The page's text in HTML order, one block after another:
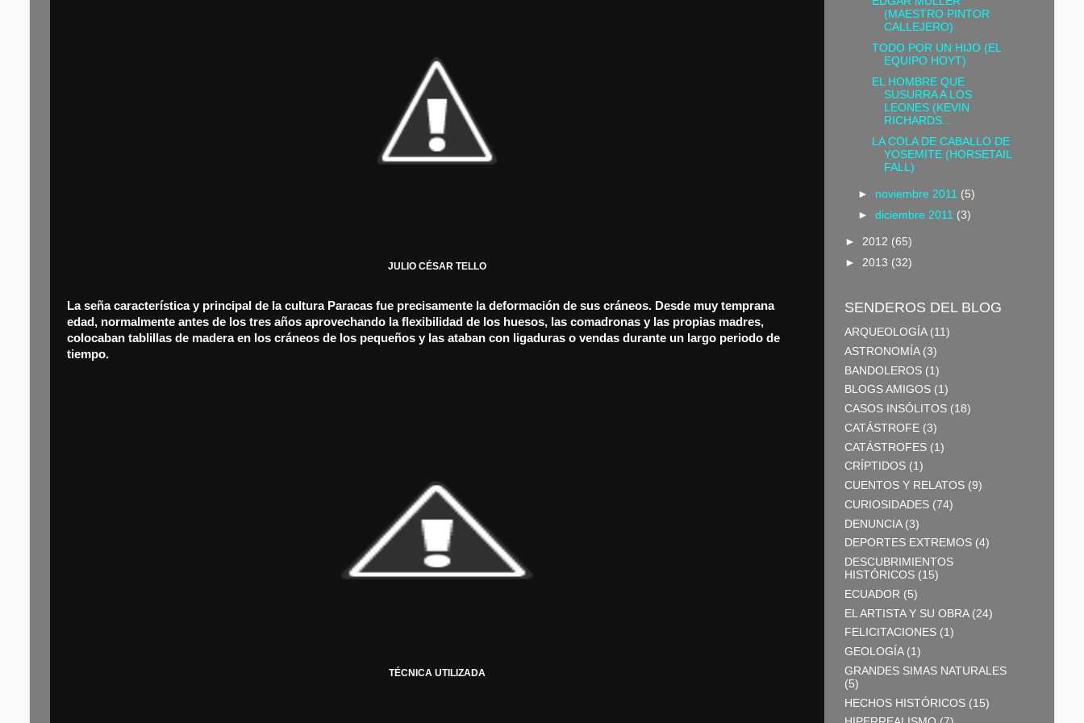
JULIO CÉSAR TELLO
La seña característica y principal de la cultura Paracas fue precisamente la deformación de sus cráneos. Desde muy temprana
edad, normalmente antes de los tres años aprovechando la flexibilidad de los huesos, las comadronas y las propias madres,
colocaban tablillas de madera en los cráneos de los pequeños y las ataban con ligaduras o vendas durante un largo periodo de
tiempo.
TÉCNICA UTILIZADA
(MAESTRO PINTOR
CALLEJERO)
TODO POR UN HIJO (EL
EQUIPO HOYT)
EL HOMBRE QUE
SUSURRA A LOS
LEONES (KEVIN
RICHARDS...
LA COLA DE CABALLO DE
YOSEMITE (HORSETAIL
FALL)
► noviembre 2011 (5)
►
diciembre 2011 (3)
► 2012 (65)
►
2013 (32)
SENDEROS DEL BLOG
ARQUEOLOGÍA (11)
ASTRONOMÍA (3)
BANDOLEROS (1)
BLOGS AMIGOS (1)
CASOS INSÓLITOS (18)
CATÁSTROFE (3)
CATÁSTROFES (1)
CRÍPTIDOS (1)
CUENTOS Y RELATOS (9)
CURIOSIDADES (74)
DENUNCIA (3)
DEPORTES EXTREMOS (4)
DESCUBRIMIENTOS
HISTÓRICOS (15)
ECUADOR (5)
EL ARTISTA Y SU OBRA (24)
FELICITACIONES (1)
GEOLOGÍA (1)
GRANDES SIMAS NATURALES
(5)
HECHOS HISTÓRICOS (15)